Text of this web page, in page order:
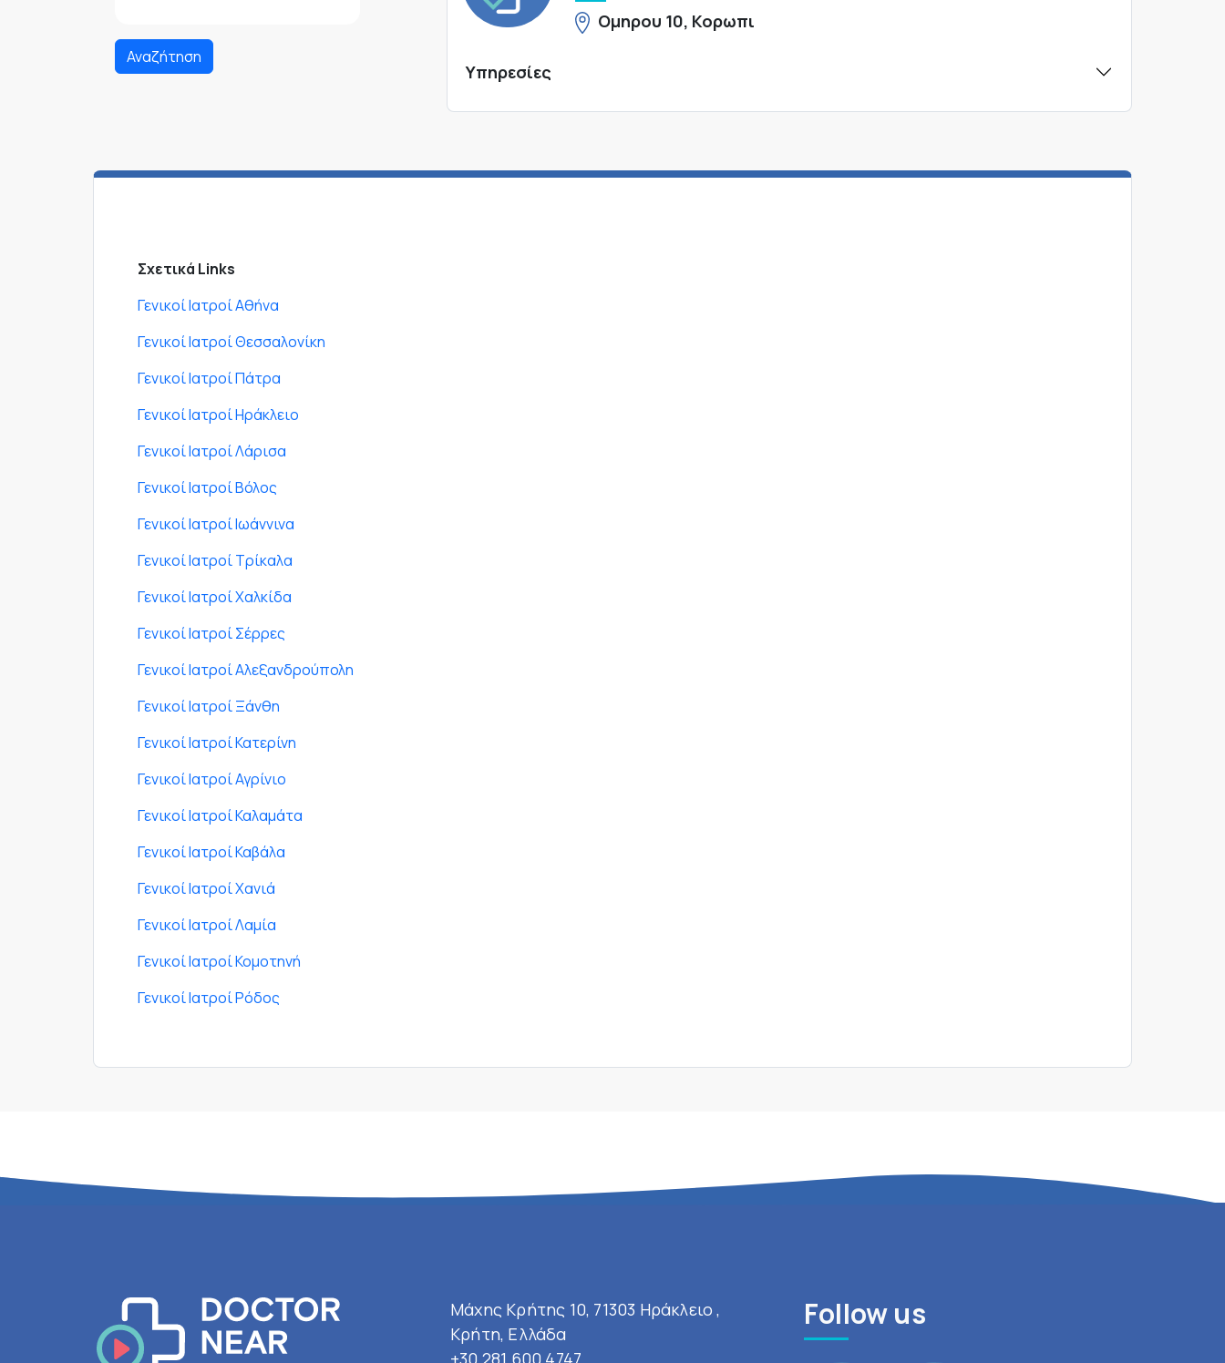
Αναζήτηση
Ομηρου 10, Κορωπι
Υπηρεσίες
Σχετικά Links
Γενικοί Ιατροί Αθήνα
Γενικοί Ιατροί Θεσσαλονίκη
Γενικοί Ιατροί Πάτρα
Γενικοί Ιατροί Ηράκλειο
Γενικοί Ιατροί Λάρισα
Γενικοί Ιατροί Βόλος
Γενικοί Ιατροί Ιωάννινα
Γενικοί Ιατροί Τρίκαλα
Γενικοί Ιατροί Χαλκίδα
Γενικοί Ιατροί Σέρρες
Γενικοί Ιατροί Αλεξανδρούπολη
Γενικοί Ιατροί Ξάνθη
Γενικοί Ιατροί Κατερίνη
Γενικοί Ιατροί Αγρίνιο
Γενικοί Ιατροί Καλαμάτα
Γενικοί Ιατροί Καβάλα
Γενικοί Ιατροί Χανιά
Γενικοί Ιατροί Λαμία
Γενικοί Ιατροί Κομοτηνή
Γενικοί Ιατροί Ρόδος
Μάχης Κρήτης 10, 71303 Ηράκλειο ,
Κρήτη, Ελλάδα
+30 281 600 4747
Follow us